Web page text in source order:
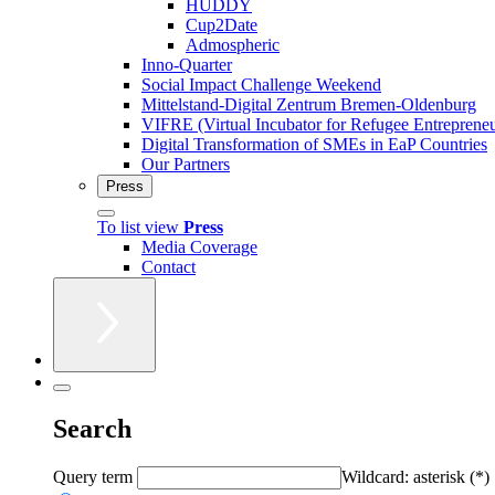
HUDDY
Cup2Date
Admospheric
Inno-Quarter
Social Impact Challenge Weekend
Mittelstand-Digital Zentrum Bremen-Oldenburg
VIFRE (Virtual Incubator for Refugee
Digital Transformation of SMEs in EaP Countries
Our Partners
Press
To list view Press
Media Coverage
Contact
Search
Query term
Wildcard: asterisk (*)